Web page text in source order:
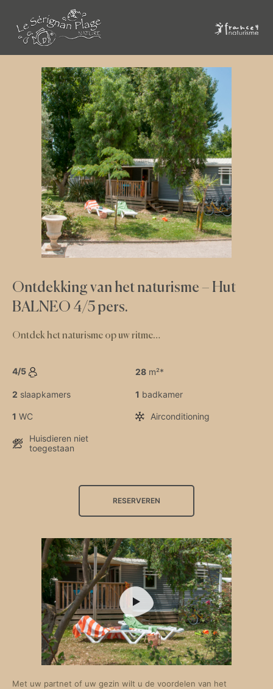
Ontdekking van het naturisme – Hut
BALNEO 4/5 pers.
Ontdek het naturisme op uw ritme…
4/5 28 m²*
2 slaapkamers 1 badkamer
1 WC Airconditioning
Huisdieren niet
toegestaan
RESERVEREN
Met uw partnet of uw gezin wilt u de voordelen van het